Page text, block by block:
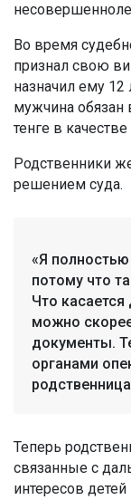
Во время
признал свою
назначил ему
мужчина обязан
тенге в
Родственники
решением суда.
«Я
потому что
Что касается
можно
документы.
органами
Теперь
связанные с
интересов